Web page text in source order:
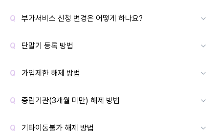
부가서비스 신청 변경은 어떻게 하나요?
단말기 등록 방법
가입제한 해제 방법
중립기관(3개월 미만) 해제 방법
기타이동불가 해제 방법